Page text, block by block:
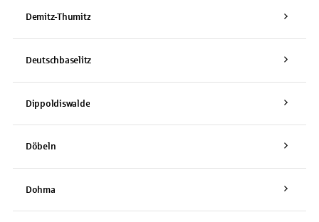
Demitz-Thumitz
Deutschbaselitz
Dippoldiswalde
Döbeln
Dohma